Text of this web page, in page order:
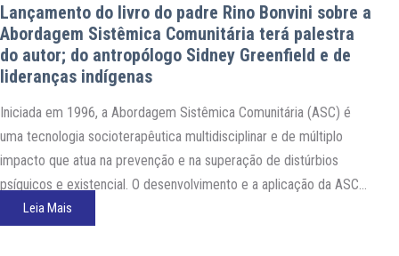
Lançamento do livro do padre Rino Bonvini sobre a
Abordagem Sistêmica Comunitária terá palestra
do autor; do antropólogo Sidney Greenfield e de
lideranças indígenas
Iniciada em 1996, a Abordagem Sistêmica Comunitária (ASC) é
uma tecnologia socioterapêutica multidisciplinar e de múltiplo
impacto que atua na prevenção e na superação de distúrbios
psíquicos e existencial. O desenvolvimento e a aplicação da ASC
experienciado na comunidade do Grande Bom Jardim, em
Leia Mais